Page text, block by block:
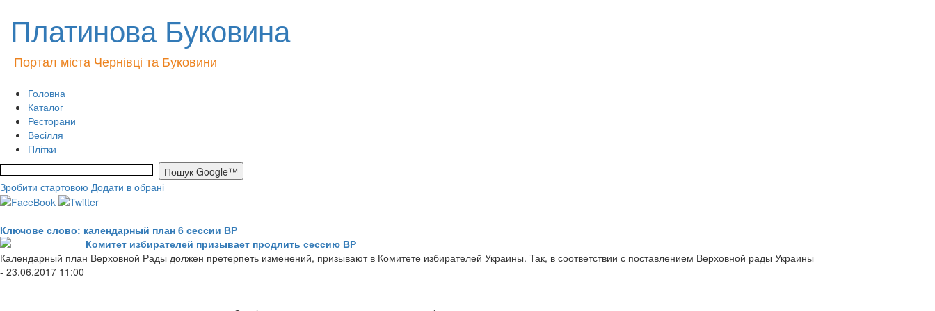
Платинова Буковина
Портал міста Чернівці та Буковини
Головна
Каталог
Ресторани
Весілля
Плітки
Зробити стартовою Додати в обрані
Ключове слово: календарный план 6 сессии ВР
Комитет избирателей призывает продлить сессию ВР
Календарный план Верховной Рады должен претерпеть изменений, призывают в Комитете избирателей Украины. Так, в соответствии с поставлением Верховной рады Украины
- 23.06.2017 11:00